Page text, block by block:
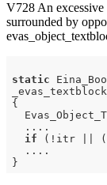
V728 An excessive
surrounded by
static
{
  ....
if (!itr ||
  ....